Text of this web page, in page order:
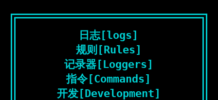
日志[logs]
规则[Rules]
记录器[Loggers]
指令[Commands]
开发[Development]